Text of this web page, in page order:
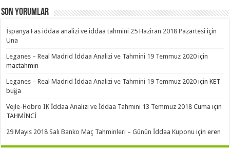
Son Yorumlar
İspanya Fas iddaa analizi ve iddaa tahmini 25 Haziran 2018 Pazartesi için
Una
Leganes – Real Madrid İddaa Analizi ve Tahmini 19 Temmuz 2020 için
mactahmin
Leganes – Real Madrid İddaa Analizi ve Tahmini 19 Temmuz 2020 içinKET
buğa
Vejle-Hobro IK İddaa Analizi ve İddaa Tahmini 13 Temmuz 2018 Cuma için
TAHMİNCİ
29 Mayıs 2018 Salı Banko Maç Tahminleri – Günün İddaa Kuponu içineren